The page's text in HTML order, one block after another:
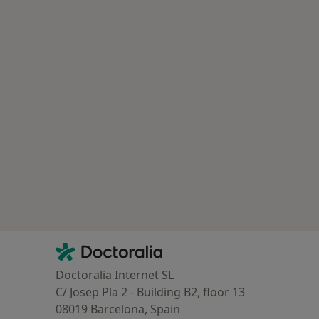
Contacto
Doctoralia - Homepage
Doctoralia Internet SL
C/ Josep Pla 2 - Building B2, floor 13
08019 Barcelona, Spain